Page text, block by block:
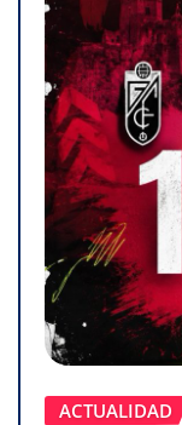
ACTUALIDAD